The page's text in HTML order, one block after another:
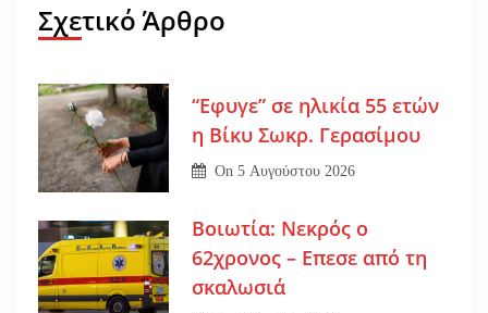
Σχετικό Άρθρο
“Εφυγε” σε ηλικία 55 ετών
η Βίκυ Σωκρ. Γερασίμου
On5 Αυγούστου 2026
Βοιωτία: Νεκρός ο
62χρονος – Επεσε από τη
σκαλωσιά